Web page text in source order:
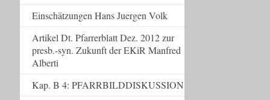
Einschätzungen Hans Juergen Volk
Artikel Dt. Pfarrerblatt Dez. 2012 zur
presb.-syn. Zukunft der EKiR Manfred
Alberti
Kap. B 4: PFARRBILDDISKUSSION